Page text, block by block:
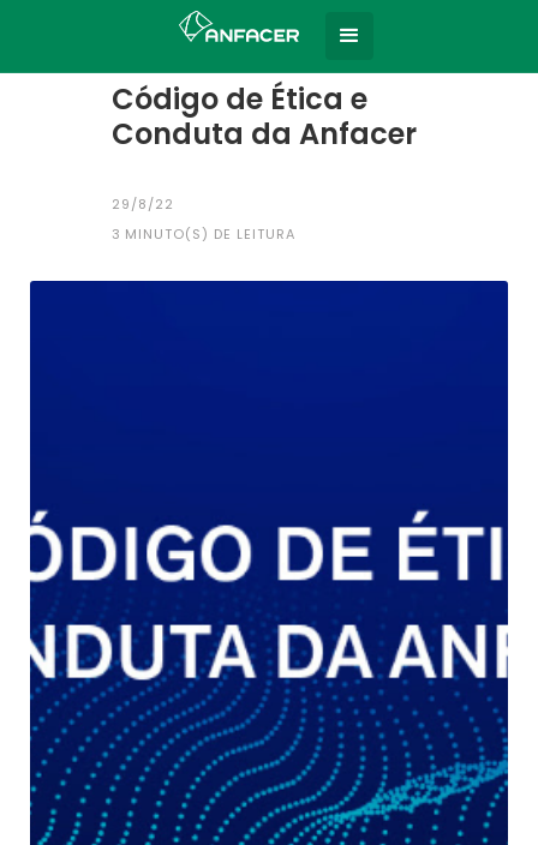
Todas as notícias
Código de Ética e
Conduta da Anfacer
29/8/22
3 MINUTO(S) DE LEITURA